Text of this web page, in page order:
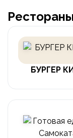
БУРГЕР